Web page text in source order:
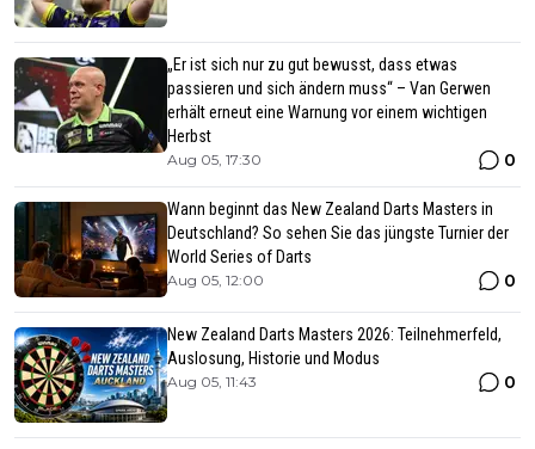
„Er ist sich nur zu gut bewusst, dass etwas
passieren und sich ändern muss“ – Van Gerwen
erhält erneut eine Warnung vor einem wichtigen
Herbst
Aug 05, 17:30 0
Wann beginnt das New Zealand Darts Masters in
Deutschland? So sehen Sie das jüngste Turnier der
World Series of Darts
Aug 05, 12:00 0
New Zealand Darts Masters 2026: Teilnehmerfeld,
Auslosung, Historie und Modus
Aug 05, 11:43 0